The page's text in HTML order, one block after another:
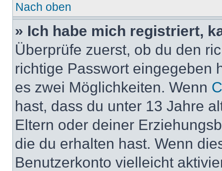
Nach oben
» Ich habe mich registriert,
Überprüfe zuerst, ob du den
richtige Passwort eingegeben
es zwei Möglichkeiten. Wenn
hast, dass du unter 13 Jahre
Eltern oder deiner
die du erhalten hast. Wenn
Benutzerkonto vielleicht